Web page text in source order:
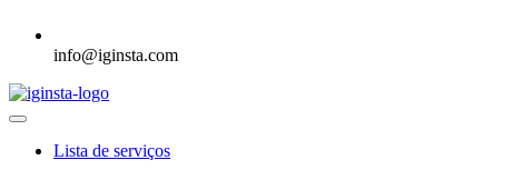
info@iginsta.com
Lista de serviços